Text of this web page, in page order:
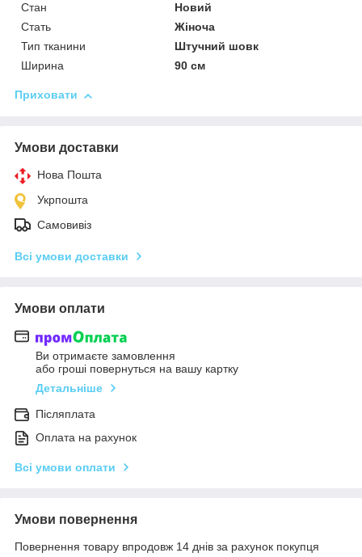
Стан
Новий
Стать
Жіноча
Тип тканини
Штучний шовк
Ширина
90 см
Приховати
Умови доставки
Нова Пошта
Укрпошта
Самовивіз
Всі умови доставки
Умови оплати
Ви отримаєте замовлення
або гроші повернуться на вашу картку
Детальніше
Післяплата
Оплата на рахунок
Всі умови оплати
Умови повернення
Повернення товару впродовж 14 днів за рахунок покупця